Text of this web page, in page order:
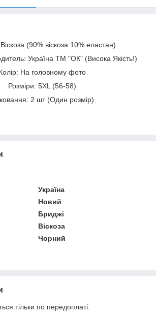
(90% віскоза 10% еластан)
Україна ТМ "ОК" (Висока Якість!)
На головному фото
Розміри: 5XL (56-58)
2 шт (Один розмір)
Україна
Новий
Бриджі
Віскоза
Чорний
тільки по передоплаті.